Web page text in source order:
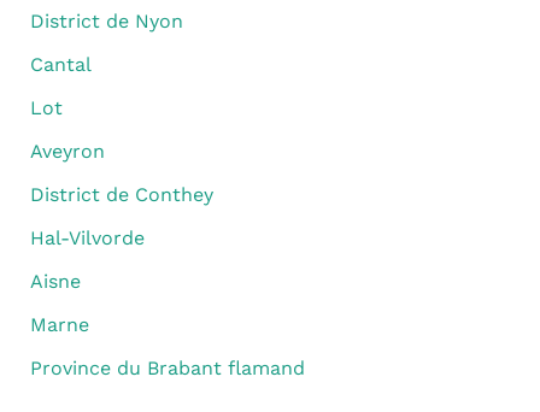
District de Nyon
Cantal
Lot
Aveyron
District de Conthey
Hal-Vilvorde
Aisne
Marne
Province du Brabant flamand